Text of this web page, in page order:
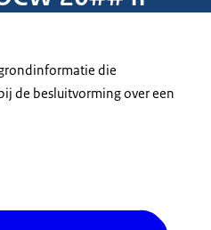
die
de besluitvorming over een